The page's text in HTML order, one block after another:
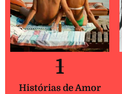
1
Histórias de Amor